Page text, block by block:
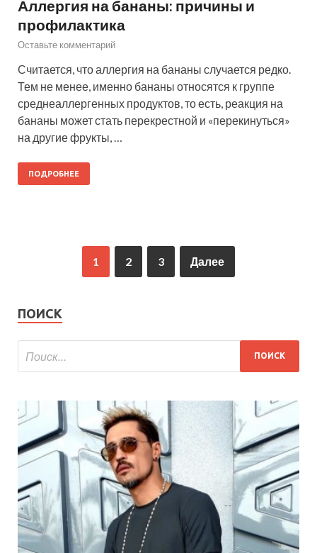
Аллергия на бананы: причины и
профилактика
Оставьте комментарий
Считается, что аллергия на бананы случается редко.
Тем не менее, именно бананы относятся к группе
среднеаллергенных продуктов, то есть, реакция на
бананы может стать перекрестной и «перекинуться»
на другие фрукты, …
ПОДРОБНЕЕ
1 2 3 Далее
ПОИСК